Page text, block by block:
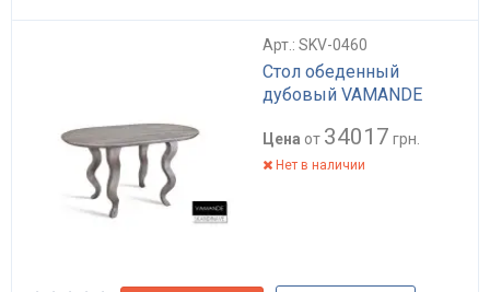
Арт.: SKV-0460
Стол обеденный
дубовый VAMANDE
Цена от 34017 грн.
Нет в наличии